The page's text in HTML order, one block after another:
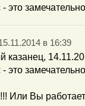
- это
в 16:39
казанец,
- это
Или Вы